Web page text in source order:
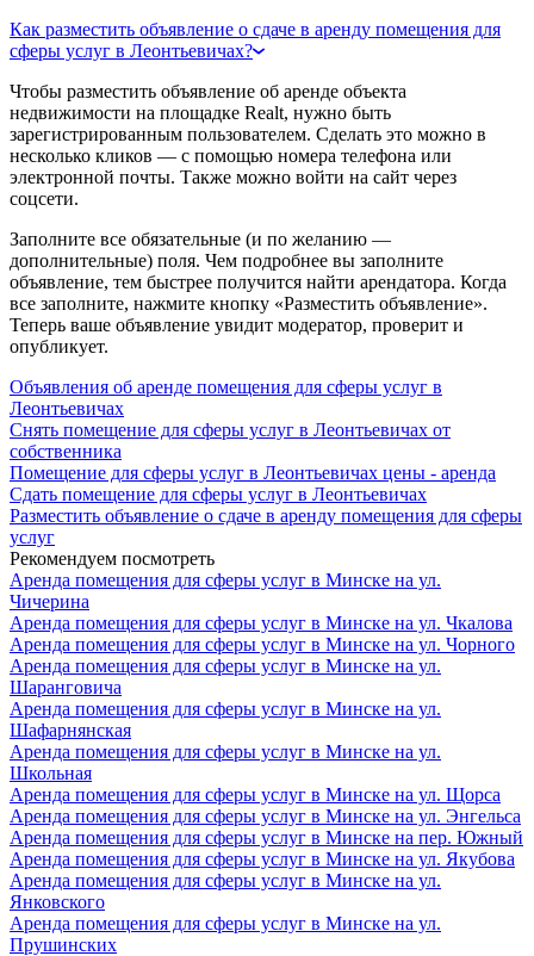
Как разместить объявление о сдаче в аренду помещения для
сферы услуг в Леонтьевичах?
Чтобы разместить объявление об аренде объекта
недвижимости на площадке Realt, нужно быть
зарегистрированным пользователем. Сделать это можно в
несколько кликов — с помощью номера телефона или
электронной почты. Также можно войти на сайт через
соцсети.
Заполните все обязательные (и по желанию —
дополнительные) поля. Чем подробнее вы заполните
объявление, тем быстрее получится найти арендатора. Когда
все заполните, нажмите кнопку «Разместить объявление».
Теперь ваше объявление увидит модератор, проверит и
опубликует.
Объявления об аренде помещения для сферы услуг в
Леонтьевичах
Снять помещение для сферы услуг в Леонтьевичах от
собственника
Помещение для сферы услуг в Леонтьевичах цены - аренда
Сдать помещение для сферы услуг в Леонтьевичах
Разместить объявление о сдаче в аренду помещения для сферы
услуг
Рекомендуем посмотреть
Аренда помещения для сферы услуг в Минске на ул.
Чичерина
Аренда помещения для сферы услуг в Минске на ул. Чкалова
Аренда помещения для сферы услуг в Минске на ул. Чорного
Аренда помещения для сферы услуг в Минске на ул.
Шаранговича
Аренда помещения для сферы услуг в Минске на ул.
Шафарнянская
Аренда помещения для сферы услуг в Минске на ул.
Школьная
Аренда помещения для сферы услуг в Минске на ул. Щорса
Аренда помещения для сферы услуг в Минске на ул. Энгельса
Аренда помещения для сферы услуг в Минске на пер. Южный
Аренда помещения для сферы услуг в Минске на ул. Якубова
Аренда помещения для сферы услуг в Минске на ул.
Янковского
Аренда помещения для сферы услуг в Минске на ул.
Прушинских